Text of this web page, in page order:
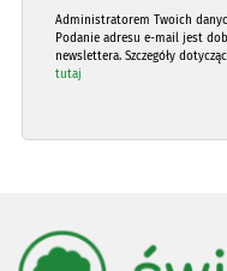
Administratorem Twoich
Podanie adresu e-mail jest
newslettera. Szczegóły
tutaj